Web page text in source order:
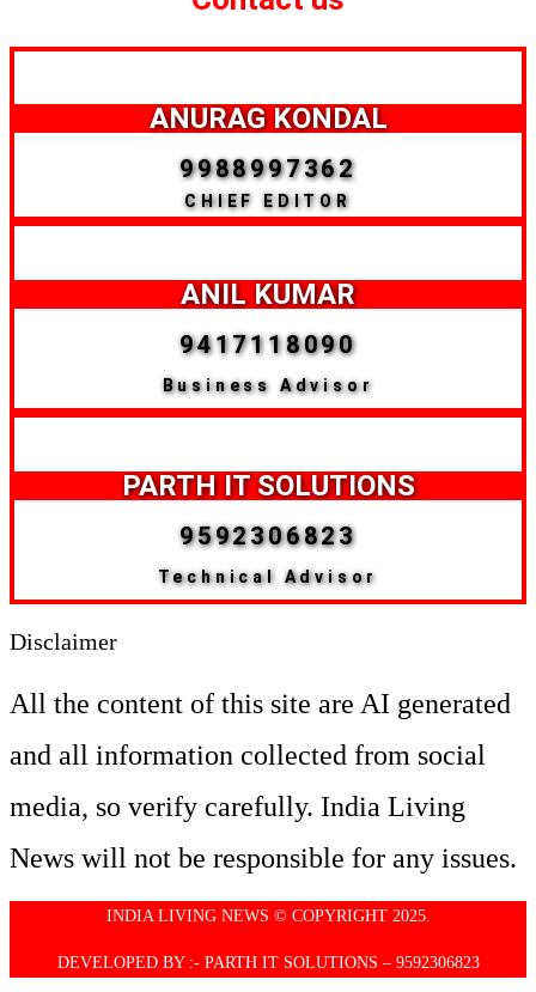
ANURAG KONDAL
9988997362
CHIEF EDITOR
ANIL KUMAR
9417118090
Business Advisor
PARTH IT SOLUTIONS
9592306823
Technical Advisor
Disclaimer
All the content of this site are AI generated
and all information collected from social
media, so verify carefully. India Living
News will not be responsible for any issues.
INDIA LIVING NEWS © COPYRIGHT 2025.
DEVELOPED BY :- PARTH IT SOLUTIONS – 9592306823